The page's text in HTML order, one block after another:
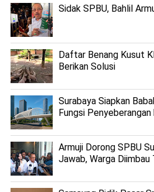
Sidak SPBU, Bahlil
Daftar Benang Kusut
Berikan Solusi
Surabaya Siapkan
Fungsi
Armuji Dorong SPBU
Jawab, Warga